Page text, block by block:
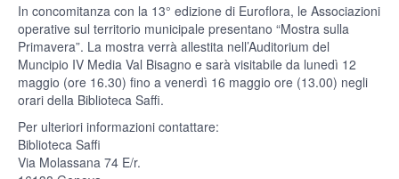
In concomitanza con la 13° edizione di Euroflora, le Associazioni
operative sul territorio municipale presentano “Mostra sulla
Primavera”. La mostra verrà allestita nell’Auditorium del
Muncipio IV Media Val Bisagno e sarà visitabile da lunedì 12
maggio (ore 16.30) fino a venerdì 16 maggio ore (13.00) negli
orari della Biblioteca Saffi.
Per ulteriori informazioni contattare:
Biblioteca Saffi
Via Molassana 74 E/r.